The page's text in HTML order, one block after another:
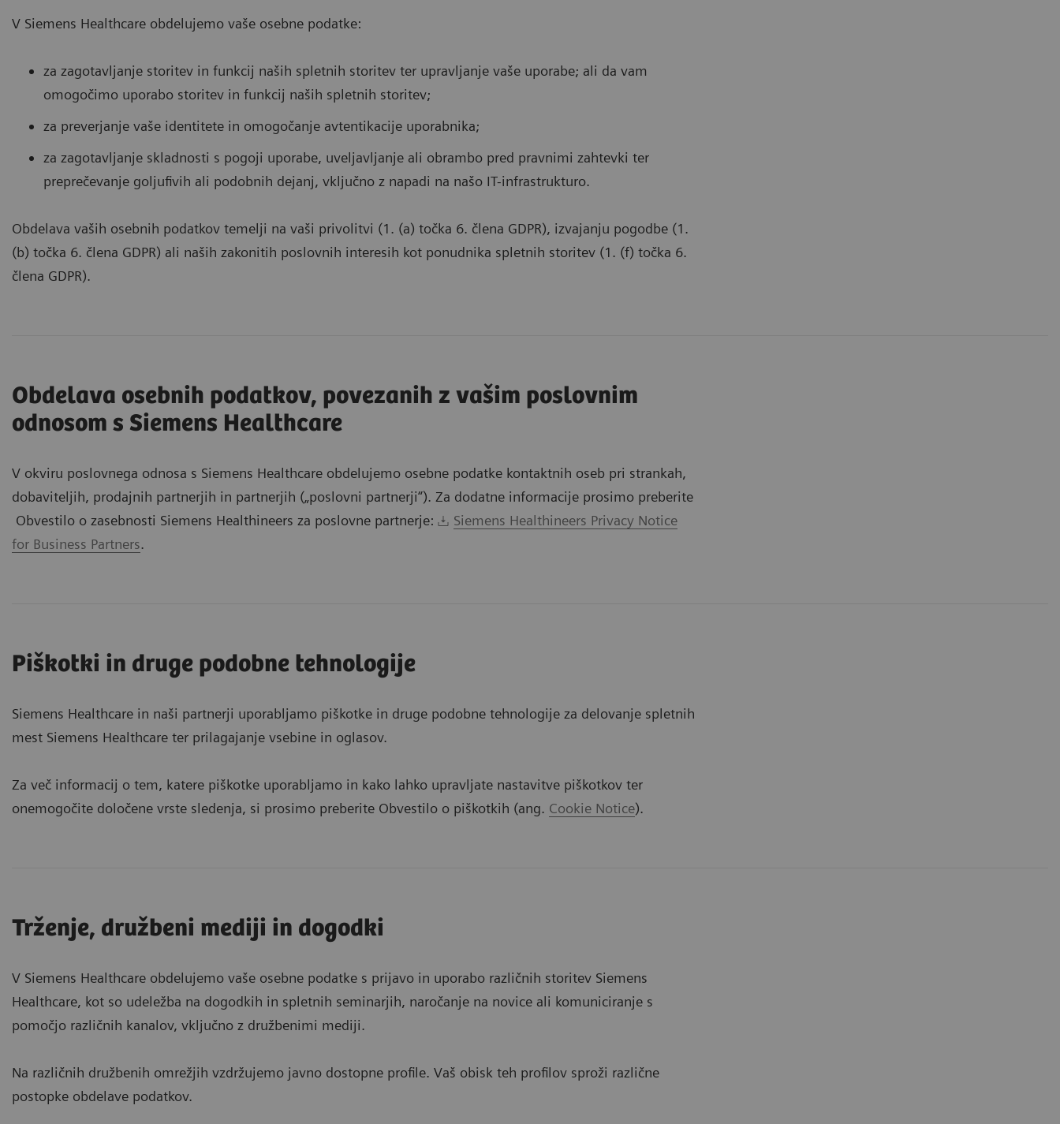
V Siemens Healthcare obdelujemo vaše osebne podatke:
za zagotavljanje storitev in funkcij naših spletnih storitev ter upravljanje vaše uporabe; ali da vam
omogočimo uporabo storitev in funkcij naših spletnih storitev;
za preverjanje vaše identitete in omogočanje avtentikacije uporabnika;
za zagotavljanje skladnosti s pogoji uporabe, uveljavljanje ali obrambo pred pravnimi zahtevki ter
preprečevanje goljufivih ali podobnih dejanj, vključno z napadi na našo IT-infrastrukturo.
Obdelava vaših osebnih podatkov temelji na vaši privolitvi (1. (a) točka 6. člena GDPR), izvajanju pogodbe (1.
(b) točka 6. člena GDPR) ali naših zakonitih poslovnih interesih kot ponudnika spletnih storitev (1. (f) točka 6.
člena GDPR).
Obdelava osebnih podatkov, povezanih z vašim poslovnim
odnosom s Siemens Healthcare
V okviru poslovnega odnosa s Siemens Healthcare obdelujemo osebne podatke kontaktnih oseb pri strankah,
dobaviteljih, prodajnih partnerjih in partnerjih („poslovni partnerji“). Za dodatne informacije prosimo preberite
Obvestilo o zasebnosti Siemens Healthineers za poslovne partnerje:
Siemens Healthineers Privacy Notice
for Business Partners.
Piškotki in druge podobne tehnologije
Siemens Healthcare in naši partnerji uporabljamo piškotke in druge podobne tehnologije za delovanje spletnih
mest Siemens Healthcare ter prilagajanje vsebine in oglasov.
Za več informacij o tem, katere piškotke uporabljamo in kako lahko upravljate nastavitve piškotkov ter
onemogočite določene vrste sledenja, si prosimo preberite Obvestilo o piškotkih (ang. Cookie Notice).
Trženje, družbeni mediji in dogodki
V Siemens Healthcare obdelujemo vaše osebne podatke s prijavo in uporabo različnih storitev Siemens
Healthcare, kot so udeležba na dogodkih in spletnih seminarjih, naročanje na novice ali komuniciranje s
pomočjo različnih kanalov, vključno z družbenimi mediji.
Na različnih družbenih omrežjih vzdržujemo javno dostopne profile. Vaš obisk teh profilov sproži različne
postopke obdelave podatkov.